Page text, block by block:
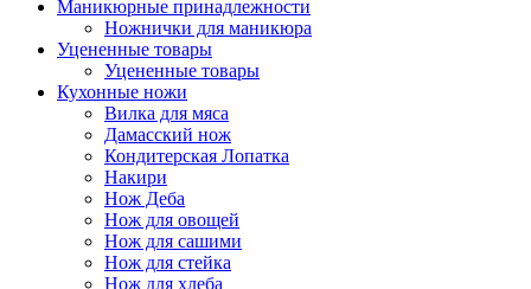
Маникюрные принадлежности
Ножнички для маникюра
Уцененные товары
Уцененные товары
Кухонные ножи
Вилка для мяса
Дамасский нож
Кондитерская Лопатка
Накири
Нож Деба
Нож для овощей
Нож для сашими
Нож для стейка
Нож для хлеба